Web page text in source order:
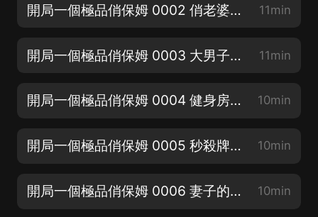
開局一個極品俏保姆 0002 俏老婆被威脅 11min
開局一個極品俏保姆 0003 大男子主義的男人 11min
開局一個極品俏保姆 0004 健身房的挑戰 10min
開局一個極品俏保姆 0005 秒殺牌干脆面 10min
開局一個極品俏保姆 0006 妻子的刮目相看 10min